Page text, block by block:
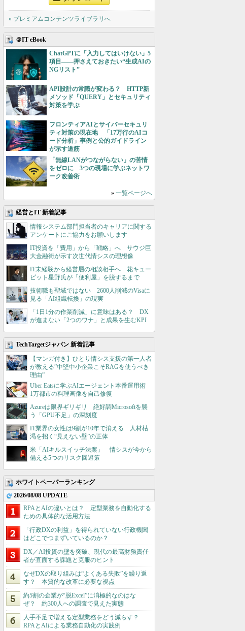
» プレミアムコンテンツライブラリへ
＠IT eBook
ChatGPTに「入力してはいけない」5
項目――押さえておきたい“生成AIの
NGリスト”
API設計の常識が変わる？ HTTP新
メソッド「QUERY」とセキュリティ
対策を学ぶ
フロンティアAIとサイバーセキュリ
ティ対策の現在地 「17万行のAIコ
ード分析」事例と公的ガイドライン
が示す道筋
「無線LANがつながらない」の苦情
をゼロに 3つの現場に学ぶネットワ
ーク改善術
» 一覧ページへ
経営とIT 新着記事
情報システム部門担当者のキャリアに関する
アンケートにご協力をお願いします
IT投資を「費用」から「戦略」へ サウジ巨
大金融街が示す次世代情シスの理想像
IT未経験から経営層の相談相手へ 花キュー
ピット星野氏が「便利屋」を脱するまで
技術職も聖域ではない 2600人削減のVisaに
見る「AI組織転換」の現実
「1日1分の作業削減」に意味はある？ DX
が進まない「2つのワナ」と成果を生むKPI
TechTargetジャパン 新着記事
【マンガ付き】ひとり情シス支援の第一人者
が教える”中堅中小企業こそRAGを使うべき
理由”
Uber Eatsに学ぶAIエージェント本番運用術
1万都市の料理画像を自己修復
Azureは限界ギリギリ 絶好調Microsoftを襲
う「GPU不足」の深刻度
IT業界の女性は9割が10年で消える 人材枯
渇を招く“見えない壁”の正体
米「AIキルスイッチ法案」 情シスが今から
備える5つのリスク回避策
ホワイトペーパーランキング
2026/08/08 UPDATE
RPAとAIの違いとは？ 定型業務を自動化する
ための具体的な活用方法
「行政DXの利益」を得られていない行政機関
はどこでつまずいているのか？
DX／AI投資の壁を突破、現代の最高財務責任
者が直面する課題と克服のヒント
なぜDXの取り組みは“よくある失敗”を繰り返
す？ 本質的な改革に必要な視点
約5割の企業が“脱Excel”に消極的なのはな
ぜ？ 約300人への調査で見えた実態
人手不足で増える定型業務をどう減らす？
RPAとAIによる業務自動化の実践例